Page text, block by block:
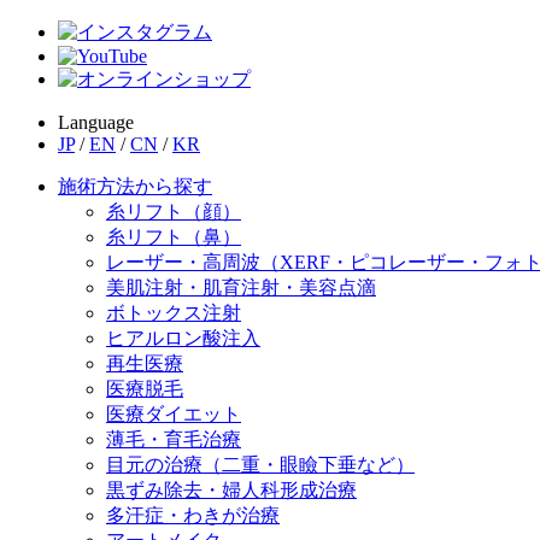
Language
JP / EN / CN / KR
施術方法から探す
糸リフト（顔）
糸リフト（鼻）
レーザー・高周波（XERF・ピコレーザー・フォ
美肌注射・肌育注射・美容点滴
ボトックス注射
ヒアルロン酸注入
再生医療
医療脱毛
医療ダイエット
薄毛・育毛治療
目元の治療（二重・眼瞼下垂など）
黒ずみ除去・婦人科形成治療
多汗症・わきが治療